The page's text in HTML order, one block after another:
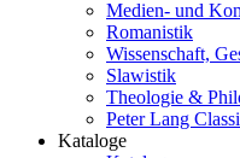
Medien- und
Romanistik
Wissenschaft,
Slawistik
Theologie &
Peter Lang
Kataloge